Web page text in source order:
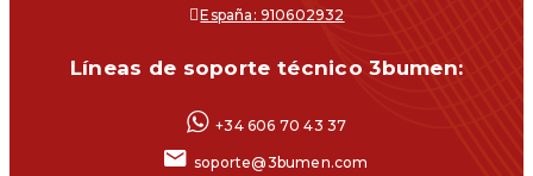
España: 910602932
Líneas de soporte técnico 3bumen:
+34 606 70 43 37
soporte@3bumen.com